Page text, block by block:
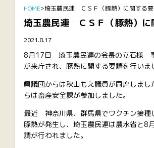
HOME 埼玉農民連 ＣＳＦ（豚熱）に関する
埼玉農民連 ＣＳＦ（豚熱）に
2021.8.17
8月17日 埼玉農民連の会長の立石様
が来庁され、豚熱に関する要請を行いま
県議団からは秋山もえ議員が同席しまし
らは畜産安全課が参加しました。
最近 神奈川県、群馬県でワクチン接種
豚熱が発生し、埼玉農民連は農水省と8
請が行われました。